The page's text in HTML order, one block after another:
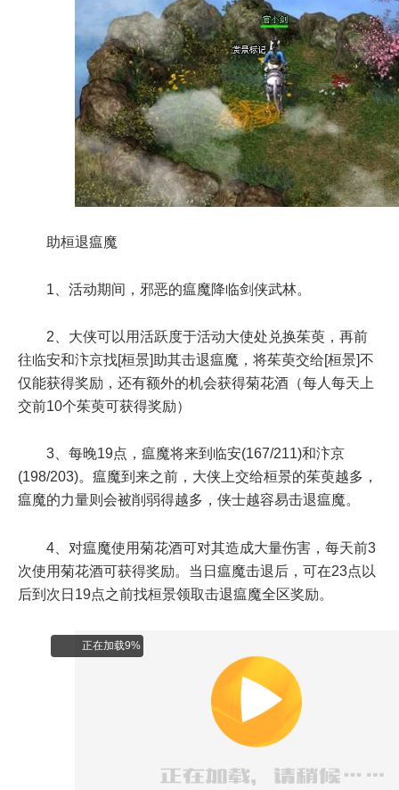
助桓退瘟魔
1、活动期间，邪恶的瘟魔降临剑侠武林。
2、大侠可以用活跃度于活动大使处兑换茱萸，再前
往临安和汴京找[桓景]助其击退瘟魔，将茱萸交给[桓景]不
仅能获得奖励，还有额外的机会获得菊花酒（每人每天上
交前10个茱萸可获得奖励）
3、每晚19点，瘟魔将来到临安(167/211)和汴京
(198/203)。瘟魔到来之前，大侠上交给桓景的茱萸越多，
瘟魔的力量则会被削弱得越多，侠士越容易击退瘟魔。
4、对瘟魔使用菊花酒可对其造成大量伤害，每天前3
次使用菊花酒可获得奖励。当日瘟魔击退后，可在23点以
后到次日19点之前找桓景领取击退瘟魔全区奖励。
正在加载10%